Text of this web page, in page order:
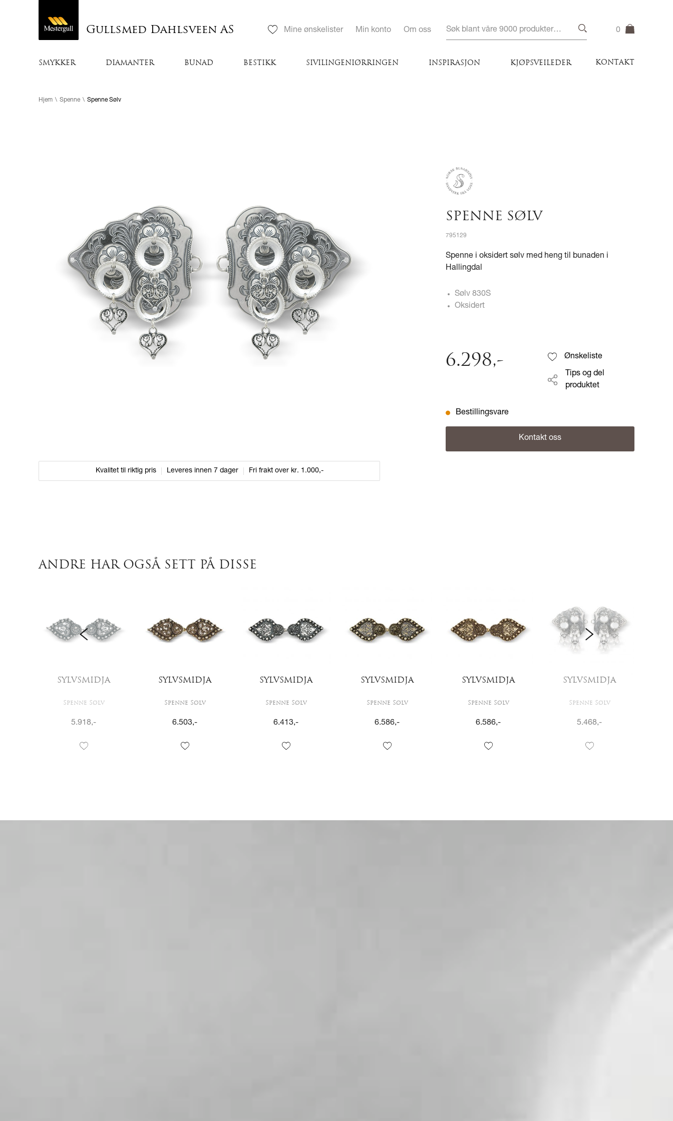
Gullsmed Dahlsveen AS Mine ønskelister Min konto Om oss 0
SMYKKER DIAMANTER BUNAD BESTIKK SIVILINGENIØRRINGEN INSPIRASJON KJØPSVEILEDER KONTAKT
Hjem \ Spenne \ Spenne Sølv
Kvalitet til riktig pris Leveres innen 7 dager Fri frakt over kr. 1.000,-
SPENNE SØLV
795129
Spenne i oksidert sølv med heng til bunaden i
Hallingdal
Sølv 830S
Oksidert
6.298,- Ønskeliste
Tips og del
produktet
Bestillingsvare
Kontakt oss
ANDRE HAR OGSÅ SETT PÅ DISSE
SYLVSMIDJA
Spenne Sølv
5.918,-
SYLVSMIDJA
Spenne Sølv
6.503,-
SYLVSMIDJA
Spenne Sølv
6.413,-
SYLVSMIDJA
Spenne Sølv
6.586,-
SYLVSMIDJA
Spenne Sølv
6.586,-
SYLVSMIDJA
Spenne Sølv
5.468,-